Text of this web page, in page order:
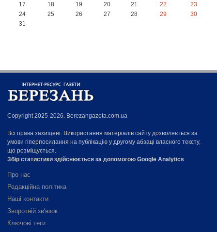
17
18 19 20 21 22
23
24
25 26 27 28 29
30
31
Copyright 2025-2026. Berezangazeta.com.ua
Всі права захищені. Використання матеріалів сайту дозволяється за
умови гіперпосилання на публікацію у другому абзаці власного тексту,
що розміщується.
Збір статистики здійснюється за допомогою Google Analytics
Про нас
Редакційна політика
Наші контакти
Зворотній зв'язок
Ключові теги